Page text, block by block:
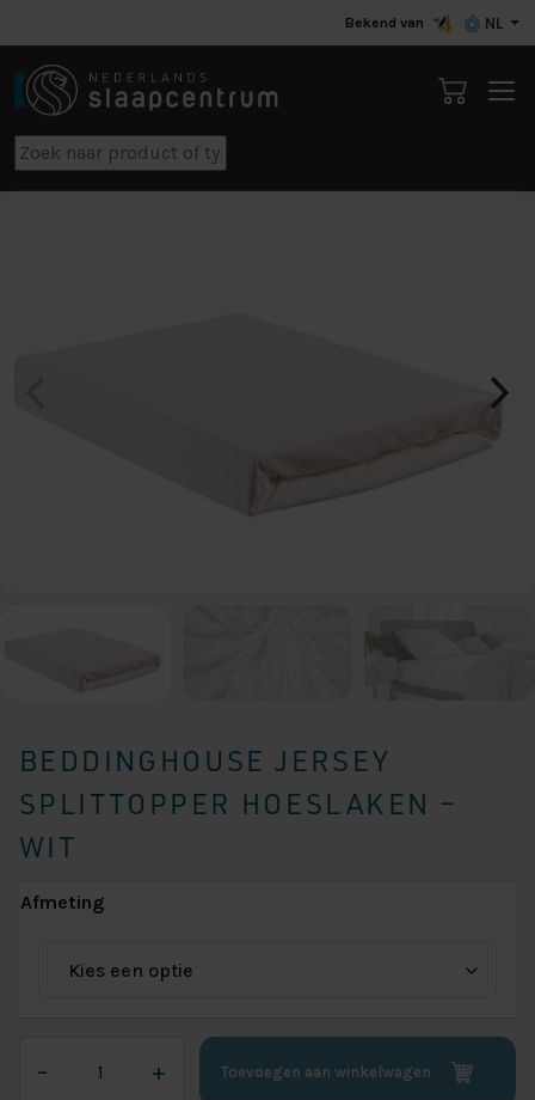
Bekend van NL
BEDDINGHOUSE JERSEY
SPLITTOPPER HOESLAKEN –
WIT
Afmeting
–
Jersey
+ Toevoegen aan winkelwagen